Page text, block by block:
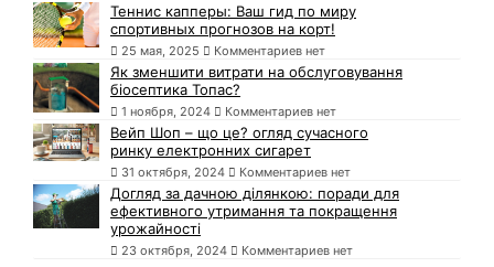
Теннис капперы: Ваш гид по миру
спортивных прогнозов на корт!
25 мая, 2025 Комментариев нет
Як зменшити витрати на обслуговування
біосептика Топас?
1 ноября, 2024 Комментариев нет
Вейп Шоп – що це? огляд сучасного
ринку електронних сигарет
31 октября, 2024 Комментариев нет
Догляд за дачною ділянкою: поради для
ефективного утримання та покращення
урожайності
23 октября, 2024 Комментариев нет